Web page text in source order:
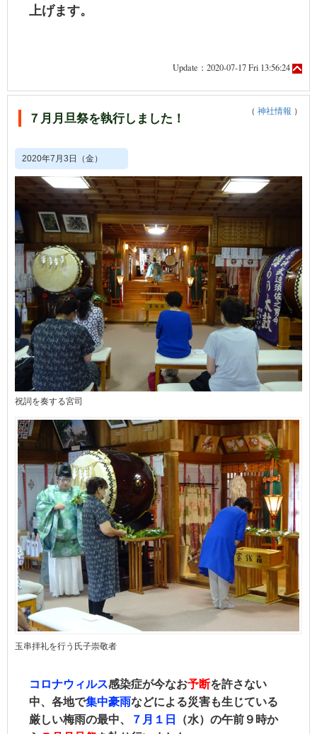
上げます。
Update：2020-07-17 Fri 13:56:24
７月月旦祭を執行しました！ （ 神社情報 ）
2020年7月3日（金）
祝詞を奏する宮司
玉串拝礼を行う氏子崇敬者
コロナウィルス感染症が今なお予断を許さない
中、各地で集中豪雨などによる災害も生じている
厳しい梅雨の最中、
７月１日
（水）の午前９時か